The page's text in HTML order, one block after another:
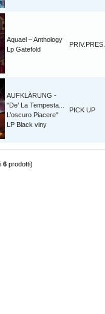
Aquael – Anthology
Lp Gatefold
PRIV.PRES.
AUFKLÄRUNG -
"De’ La Tempesta...
L’oscuro Piacere"
LP Black viny
PICK UP
6 prodotti)